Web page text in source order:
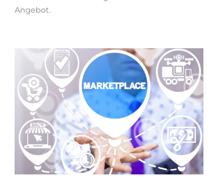
Angebot.